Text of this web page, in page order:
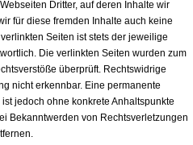
Dritter, auf deren Inhalte wir
für diese fremden Inhalte auch keine
Seiten ist stets der jeweilige
Die verlinkten Seiten wurden zum
überprüft. Rechtswidrige
nicht erkennbar. Eine permanente
jedoch ohne konkrete Anhaltspunkte
Bekanntwerden von Rechtsverletzungen